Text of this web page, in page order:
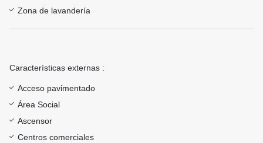
Zona de lavandería
Características externas :
Acceso pavimentado
Área Social
Ascensor
Centros comerciales